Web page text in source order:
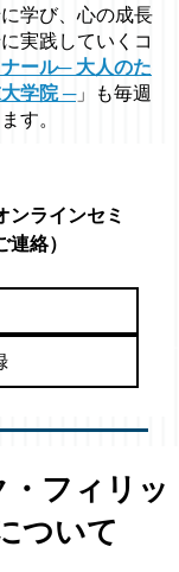
学び、心の成長
実践していくコ
ール─ 大人のた
学院 ─」も毎週
す。
ンラインセミ
絡）
・フィリッ
ついて